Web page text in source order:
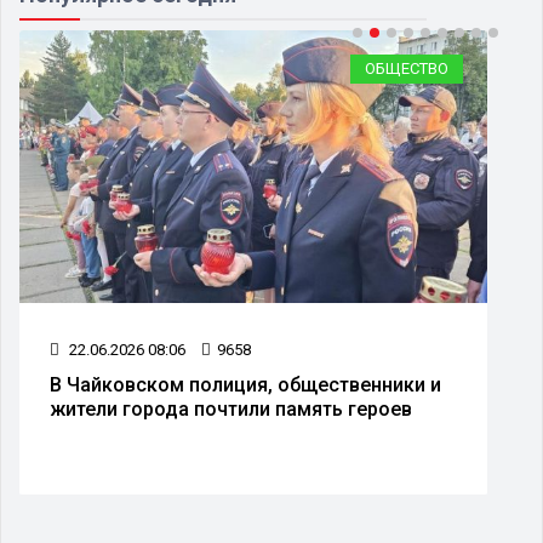
ОБЩЕСТВО
22.06.2026 08:06 9658
В Чайковском полиция, общественники и
жители города почтили память героев